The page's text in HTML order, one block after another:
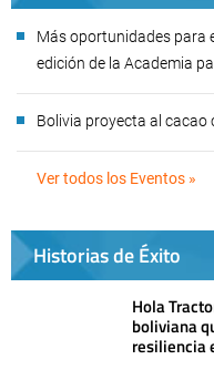
Más oportunidades para
edición de la Academia
Bolivia proyecta al cacao
Ver todos los Eventos »
Historias de Éxito
Hola
boliviana
resiliencia